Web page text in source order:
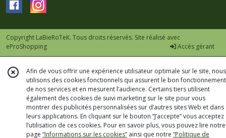
Copyright LaBieRoTeK. Tous droits réservés. Site réalisé avec
eProShopping
Accès gérant
Afin de vous offrir une expérience utilisateur optimale sur le site, nous
utilisons des cookies fonctionnels qui assurent le bon fonctionnement
de nos services et en mesurent l’audience. Certains tiers utilisent
également des cookies de suivi marketing sur le site pour vous
montrer des publicités personnalisées sur d’autres sites Web et dans
leurs applications. En cliquant sur le bouton “J’accepte” vous acceptez
l’utilisation de ces cookies. Pour en savoir plus, vous pouvez lire notre
page “Informations sur les cookies” ainsi que notre “Politique de